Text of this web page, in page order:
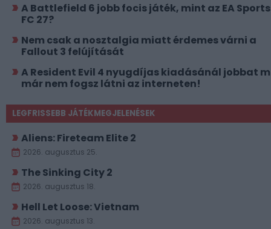
A Battlefield 6 jobb focis játék, mint az EA Sports
FC 27?
Nem csak a nosztalgia miatt érdemes várni a
Fallout 3 felújítását
A Resident Evil 4 nyugdíjas kiadásánál jobbat
már nem fogsz látni az interneten!
LEGFRISSEBB JÁTÉKMEGJELENÉSEK
Aliens: Fireteam Elite 2
2026. augusztus 25.
The Sinking City 2
2026. augusztus 18.
Hell Let Loose: Vietnam
2026. augusztus 13.